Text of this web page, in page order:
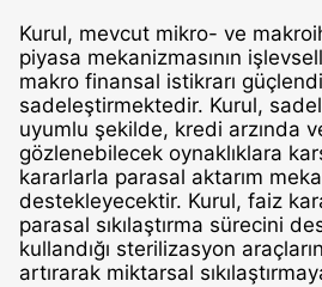
Kurul, mevcut mikro- ve
piyasa mekanizmasının
makro finansal istikrarı
sadeleştirmektedir. Kurul,
uyumlu şekilde, kredi arzında
gözlenebilecek oynaklıklara
kararlarla parasal aktarım
destekleyecektir. Kurul, faiz
parasal sıkılaştırma sürecini
kullandığı sterilizasyon
artırarak miktarsal